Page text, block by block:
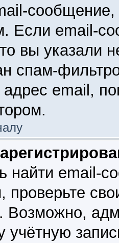
Если email-
вы указали
спам-
email,
найти email-
проверьте
Возможно,
учётную